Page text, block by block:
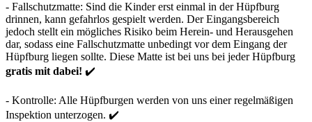
- Fallschutzmatte: Sind die Kinder erst einmal in der Hüpfburg
drinnen, kann gefahrlos gespielt werden. Der Eingangsbereich
jedoch stellt ein mögliches Risiko beim Herein- und Herausgehen
dar, sodass eine Fallschutzmatte unbedingt vor dem Eingang der
Hüpfburg liegen sollte. Diese Matte ist bei uns bei jeder Hüpfburg
gratis mit dabei! ✔️
- Kontrolle: Alle Hüpfburgen werden von uns einer regelmäßigen
Inspektion unterzogen. ✔️